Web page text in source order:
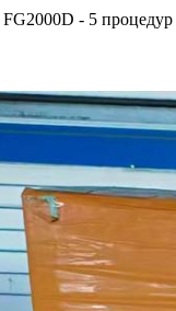
- 5 процедур